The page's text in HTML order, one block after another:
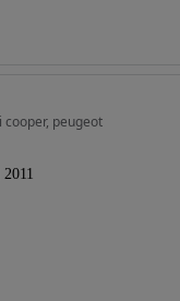
cooper, peugeot
2011